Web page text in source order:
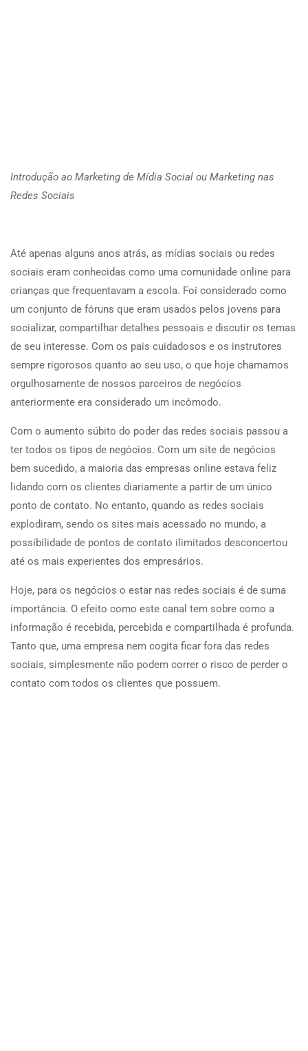
Introdução ao Marketing de Mídia Social ou Marketing nas
Redes Sociais
Até apenas alguns anos atrás, as mídias sociais ou redes
sociais eram conhecidas como uma comunidade online para
crianças que frequentavam a escola. Foi considerado como
um conjunto de fóruns que eram usados ​​pelos jovens para
socializar, compartilhar detalhes pessoais e discutir os temas
de seu interesse. Com os pais cuidadosos e os instrutores
sempre rigorosos quanto ao seu uso, o que hoje chamamos
orgulhosamente de nossos parceiros de negócios
anteriormente era considerado um incômodo.
Com o aumento súbito do poder das redes sociais passou a
ter todos os tipos de negócios. Com um site de negócios
bem sucedido, a maioria das empresas online estava feliz
lidando com os clientes diariamente a partir de um único
ponto de contato. No entanto, quando as redes sociais
explodiram, sendo os sites mais acessado no mundo, a
possibilidade de pontos de contato ilimitados desconcertou
até os mais experientes dos empresários.
Hoje, para os negócios o estar nas redes sociais é de suma
importância. O efeito como este canal tem sobre como a
informação é recebida, percebida e compartilhada é profunda.
Tanto que, uma empresa nem cogita ficar fora das redes
sociais, simplesmente não podem correr o risco de perder o
contato com todos os clientes que possuem.